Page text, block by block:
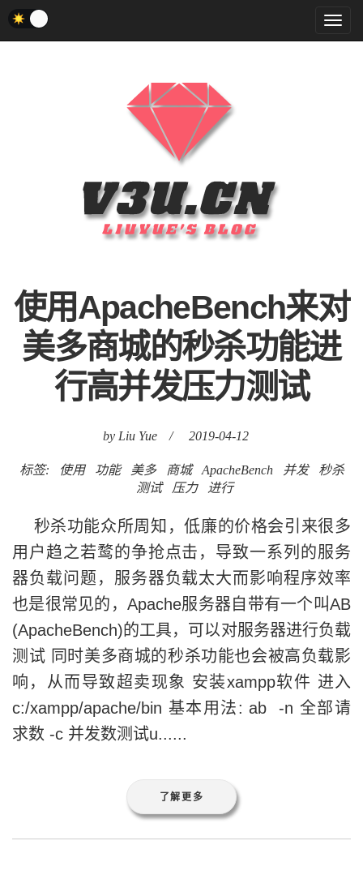
菜
单
使用ApacheBench来对
美多商城的秒杀功能进
行高并发压力测试
by Liu Yue / 2019-04-12
标签: 使用 功能 美多 商城 ApacheBench 并发
秒杀
测试
压力 进行
秒杀功能众所周知，低廉的价格会引来很多
用户趋之若鹜的争抢点击，导致一系列的服务
器负载问题，服务器负载太大而影响程序效率
也是很常见的，Apache服务器自带有一个叫AB
(ApacheBench)的工具，可以对服务器进行负载
测试 同时美多商城的秒杀功能也会被高负载影
响，从而导致超卖现象 安装xampp软件 进入
c:/xampp/apache/bin 基本用法: ab -n 全部请
求数 -c 并发数测试u......
了解更多